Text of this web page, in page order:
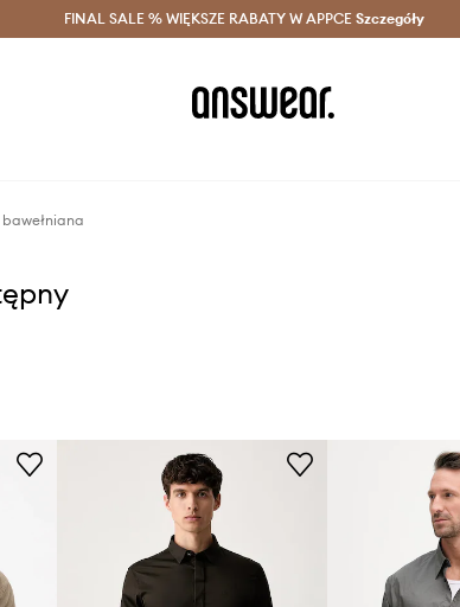
Oszczędzaj z Answear Club > Dostawa nawet w 24h >
FINAL SALE % WIĘKSZE RABATY W APPCE Szczegóły